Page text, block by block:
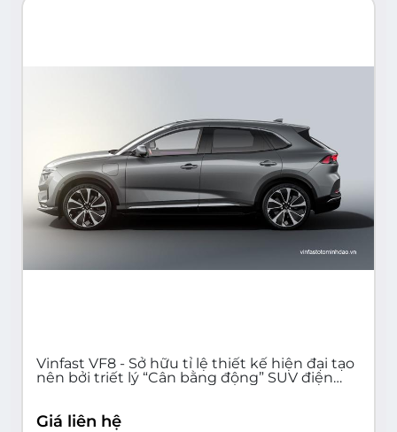
Vinfast VF8 - Sở hữu tỉ lệ thiết kế hiện đại tạo
nên bởi triết lý “Cân bằng động” SUV điện
Giá liên hệ